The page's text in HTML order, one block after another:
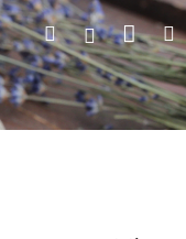
HledatPřihlášení